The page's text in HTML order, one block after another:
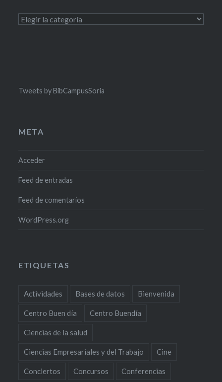
Categorías
Tweets by BibCampusSoria
META
Acceder
Feed de entradas
Feed de comentarios
WordPress.org
ETIQUETAS
Actividades Bases de datos Bienvenida
Centro Buen día Centro Buendía
Ciencias de la salud
Ciencias Empresariales y del Trabajo Cine
Conciertos Concursos Conferencias